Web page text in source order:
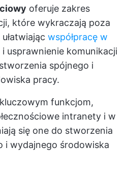
oferuje zakres
które wykraczają poza
współpracę w
i usprawnienie komunikacji
spójnego i
pracy.
funkcjom,
intranety i w
się one do stworzenia
i wydajnego środowiska